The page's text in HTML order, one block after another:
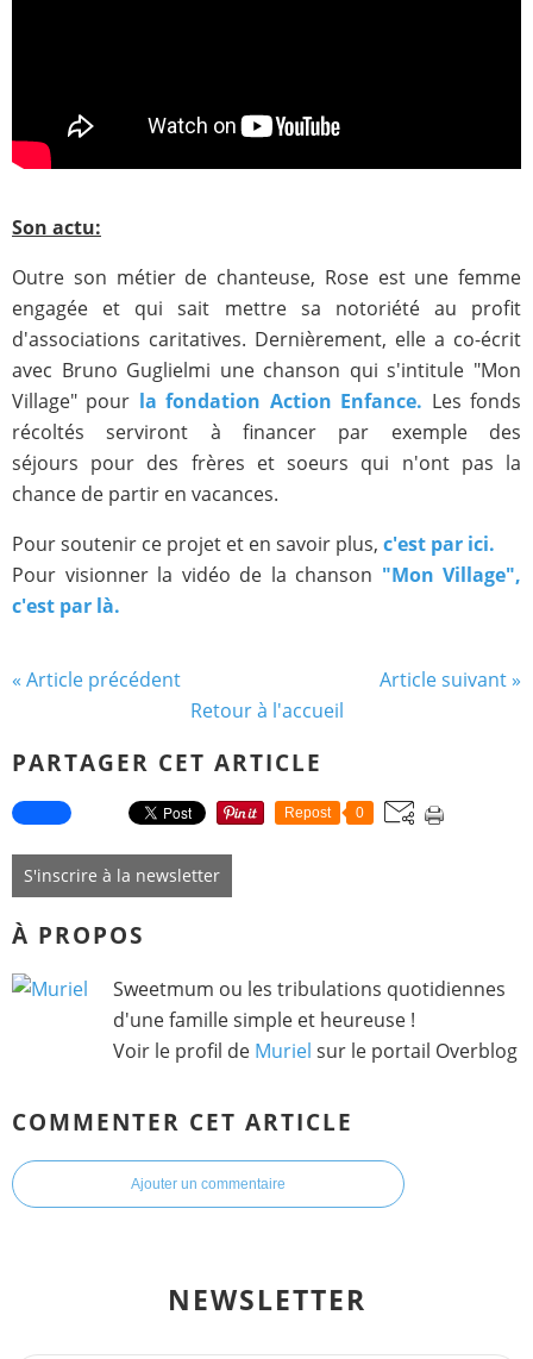
Son actu:
Outre son métier de chanteuse, Rose est une femme
engagée et qui sait mettre sa notoriété au profit
d'associations caritatives. Dernièrement, elle a co-écrit
avec Bruno Guglielmi une chanson qui s'intitule "Mon
Village" pour la fondation Action Enfance. Les fonds
récoltés serviront à financer par exemple des
séjours pour des frères et soeurs qui n'ont pas la
chance de partir en vacances.
Pour soutenir ce projet et en savoir plus, c'est par ici.
Pour visionner la vidéo de la chanson "Mon Village",
c'est par là.
« Article précédent
Article suivant »
Retour à l'accueil
PARTAGER CET ARTICLE
Repost 0
S'inscrire à la newsletter
À PROPOS
Sweetmum ou les tribulations quotidiennes
d'une famille simple et heureuse !
Voir le profil de Muriel sur le portail Overblog
COMMENTER CET ARTICLE
Ajouter un commentaire
NEWSLETTER